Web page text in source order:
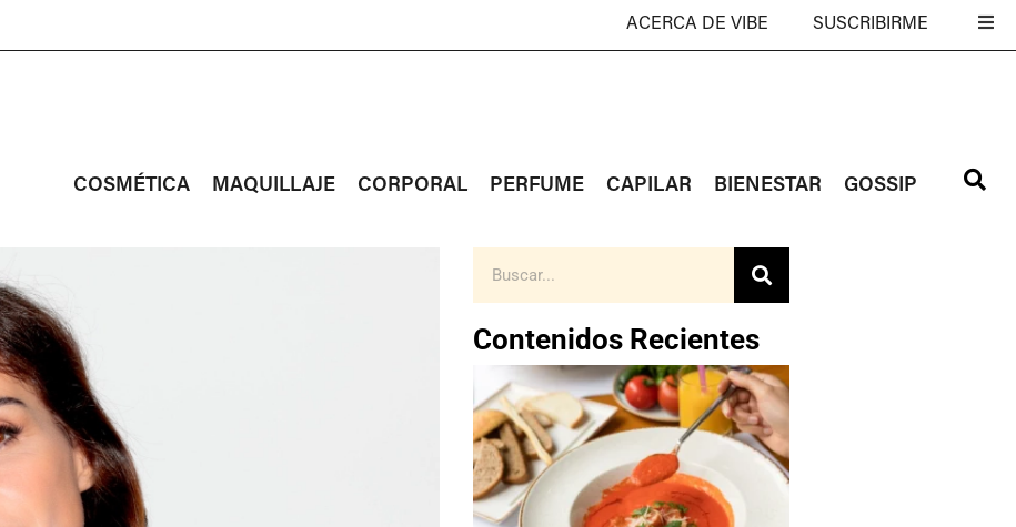
ACERCA DE VIBE SUSCRIBIRME
COSMÉTICA MAQUILLAJE CORPORAL PERFUME CAPILAR BIENESTAR GOSSIP
Contenidos Recientes